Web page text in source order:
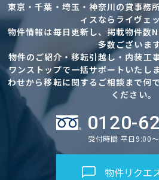
東京・千葉・埼玉・神奈川の貸事務
ィスならライヴェ
物件情報は毎日更新し、掲載物件数
多数ございます
物件のご紹介・移転引越し・内装工
ワンストップで一括サポートいたし
わせから移転に関するご相談まで何
ください。
0120-
受付時間 平日9:00
物件リクエ